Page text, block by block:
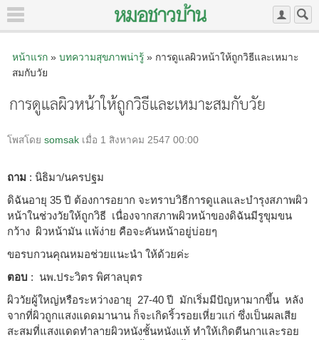
หน้าแรก» บทความสุขภาพน่ารู้» การดูแลผิวหน้าให้ถูกวิธีและเหมาะ
สมกับวัย
การดูแลผิวหน้าให้ถูกวิธีและเหมาะสมกับวัย
โพสโดย somsak เมื่อ 1 สิงหาคม 2547 00:00
ถาม : นิธิมา/นครปฐม
ดิฉันอายุ 35 ปี ต้องการอยาก จะทราบวิธีการดูแลและบำรุงสภาพผิว
หน้าในช่วงวัยให้ถูกวิธี เนื่องจากสภาพผิวหน้าของดิฉันมีรูขุมขน
กว้าง ผิวหน้ามัน แพ้ง่าย คือจะคันหน้าอยู่บ่อยๆ
ขอรบกวนคุณหมอช่วยแนะนำ ให้ด้วยค่ะ
ตอบ : นพ.ประวิตร พิศาลบุตร
ผิววัยผู้ใหญ่หรือระหว่างอายุ 27-40 ปี มักเริ่มมีปัญหามากขึ้น หลัง
จากที่ผิวถูกแสงแดดมานาน ก็จะเกิดริ้วรอยเหี่ยวแก่ ซึ่งเป็นผลเสีย
สะสมที่แสงแดดทำลายผิวหนังชั้นหนังแท้ ทำให้เกิดตีนกาและรอย